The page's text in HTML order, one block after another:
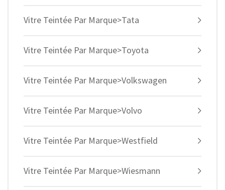
Vitre Teintée Par Marque>Tata
Vitre Teintée Par Marque>Toyota
Vitre Teintée Par Marque>Volkswagen
Vitre Teintée Par Marque>Volvo
Vitre Teintée Par Marque>Westfield
Vitre Teintée Par Marque>Wiesmann